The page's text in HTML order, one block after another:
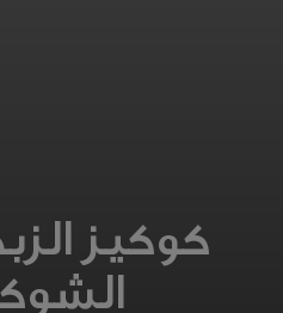
كوكيز